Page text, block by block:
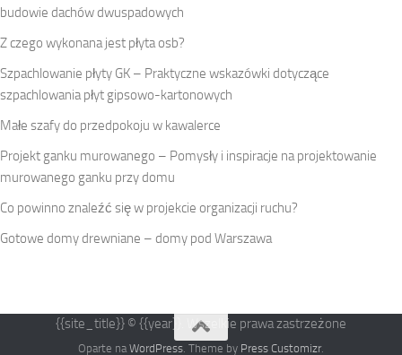
budowie dachów dwuspadowych
Z czego wykonana jest płyta osb?
Szpachlowanie płyty GK – Praktyczne wskazówki dotyczące
szpachlowania płyt gipsowo-kartonowych
Małe szafy do przedpokoju w kawalerce
Projekt ganku murowanego – Pomysły i inspiracje na projektowanie
murowanego ganku przy domu
Co powinno znaleźć się w projekcie organizacji ruchu?
Gotowe domy drewniane – domy pod Warszawa
{{site_title}} © {{year}}. Wszelkie prawa zastrzeżone
Oparte naWordPress. Theme by Press Customizr.